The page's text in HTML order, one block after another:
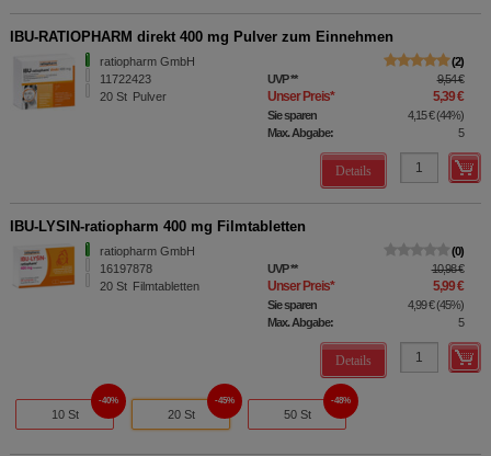
IBU-RATIOPHARM direkt 400 mg Pulver zum Einnehmen
ratiopharm GmbH
11722423
20 St Pulver
2
UVP** 9,54 €
Unser Preis* 5,39 €
Sie sparen 4,15 €(44%)
Max. Abgabe:
5
Details
IBU-LYSIN-ratiopharm 400 mg Filmtabletten
ratiopharm GmbH
16197878
20 St Filmtabletten
0
UVP** 10,98 €
Unser Preis* 5,99 €
Sie sparen 4,99 €(45%)
Max. Abgabe:
5
Details
10 St
40%
20 St
45%
50 St
48%